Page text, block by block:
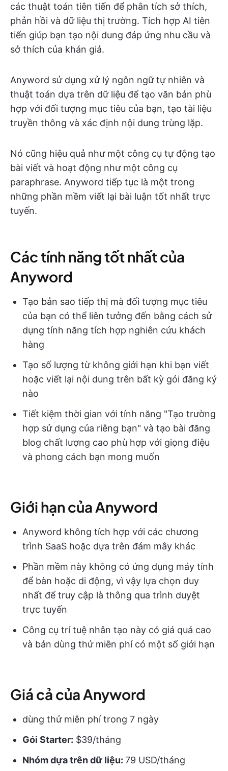
các thuật toán tiên tiến để phân tích sở thích,
phản hồi và dữ liệu thị trường. Tích hợp AI tiên
tiến giúp bạn tạo nội dung đáp ứng nhu cầu và
sở thích của khán giả.
Anyword sử dụng xử lý ngôn ngữ tự nhiên và
thuật toán dựa trên dữ liệu để tạo văn bản phù
hợp với đối tượng mục tiêu của bạn, tạo tài liệu
truyền thông và xác định nội dung trùng lặp.
Nó cũng hiệu quả như một công cụ tự động tạo
bài viết và hoạt động như một công cụ
paraphrase. Anyword tiếp tục là một trong
những phần mềm viết lại bài luận tốt nhất trực
tuyến.
Các tính năng tốt nhất của
Anyword
Tạo bản sao tiếp thị mà đối tượng mục tiêu
của bạn có thể liên tưởng đến bằng cách sử
dụng tính năng tích hợp nghiên cứu khách
hàng
Tạo số lượng từ không giới hạn khi bạn viết
hoặc viết lại nội dung trên bất kỳ gói đăng ký
nào
Tiết kiệm thời gian với tính năng "Tạo trường
hợp sử dụng của riêng bạn" và tạo bài đăng
blog chất lượng cao phù hợp với giọng điệu
và phong cách bạn mong muốn
Giới hạn của Anyword
Anyword không tích hợp với các chương
trình SaaS hoặc dựa trên đám mây khác
Phần mềm này không có ứng dụng máy tính
để bàn hoặc di động, vì vậy lựa chọn duy
nhất để truy cập là thông qua trình duyệt
trực tuyến
Công cụ trí tuệ nhân tạo này có giá quá cao
và bản dùng thử miễn phí có một số giới hạn
Giá cả của Anyword
dùng thử miễn phí trong 7 ngày
Gói Starter: $39/tháng
Nhóm dựa trên dữ liệu: 79 USD/tháng